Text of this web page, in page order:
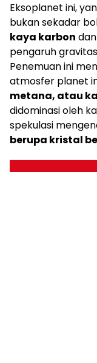
Eksoplanet ini,
bukan sekadar
kaya karbon
pengaruh
Penemuan ini
atmosfer planet
metana, atau
didominasi oleh
spekulasi
berupa kristal